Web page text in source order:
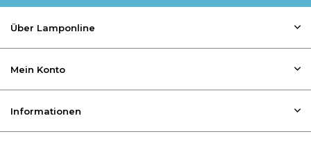
Über Lamponline
Mein Konto
Informationen